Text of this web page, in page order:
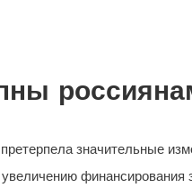
значительные
финансирования